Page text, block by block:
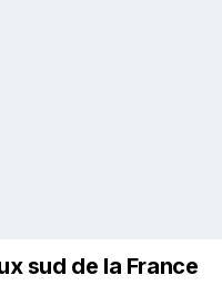
sud de la France